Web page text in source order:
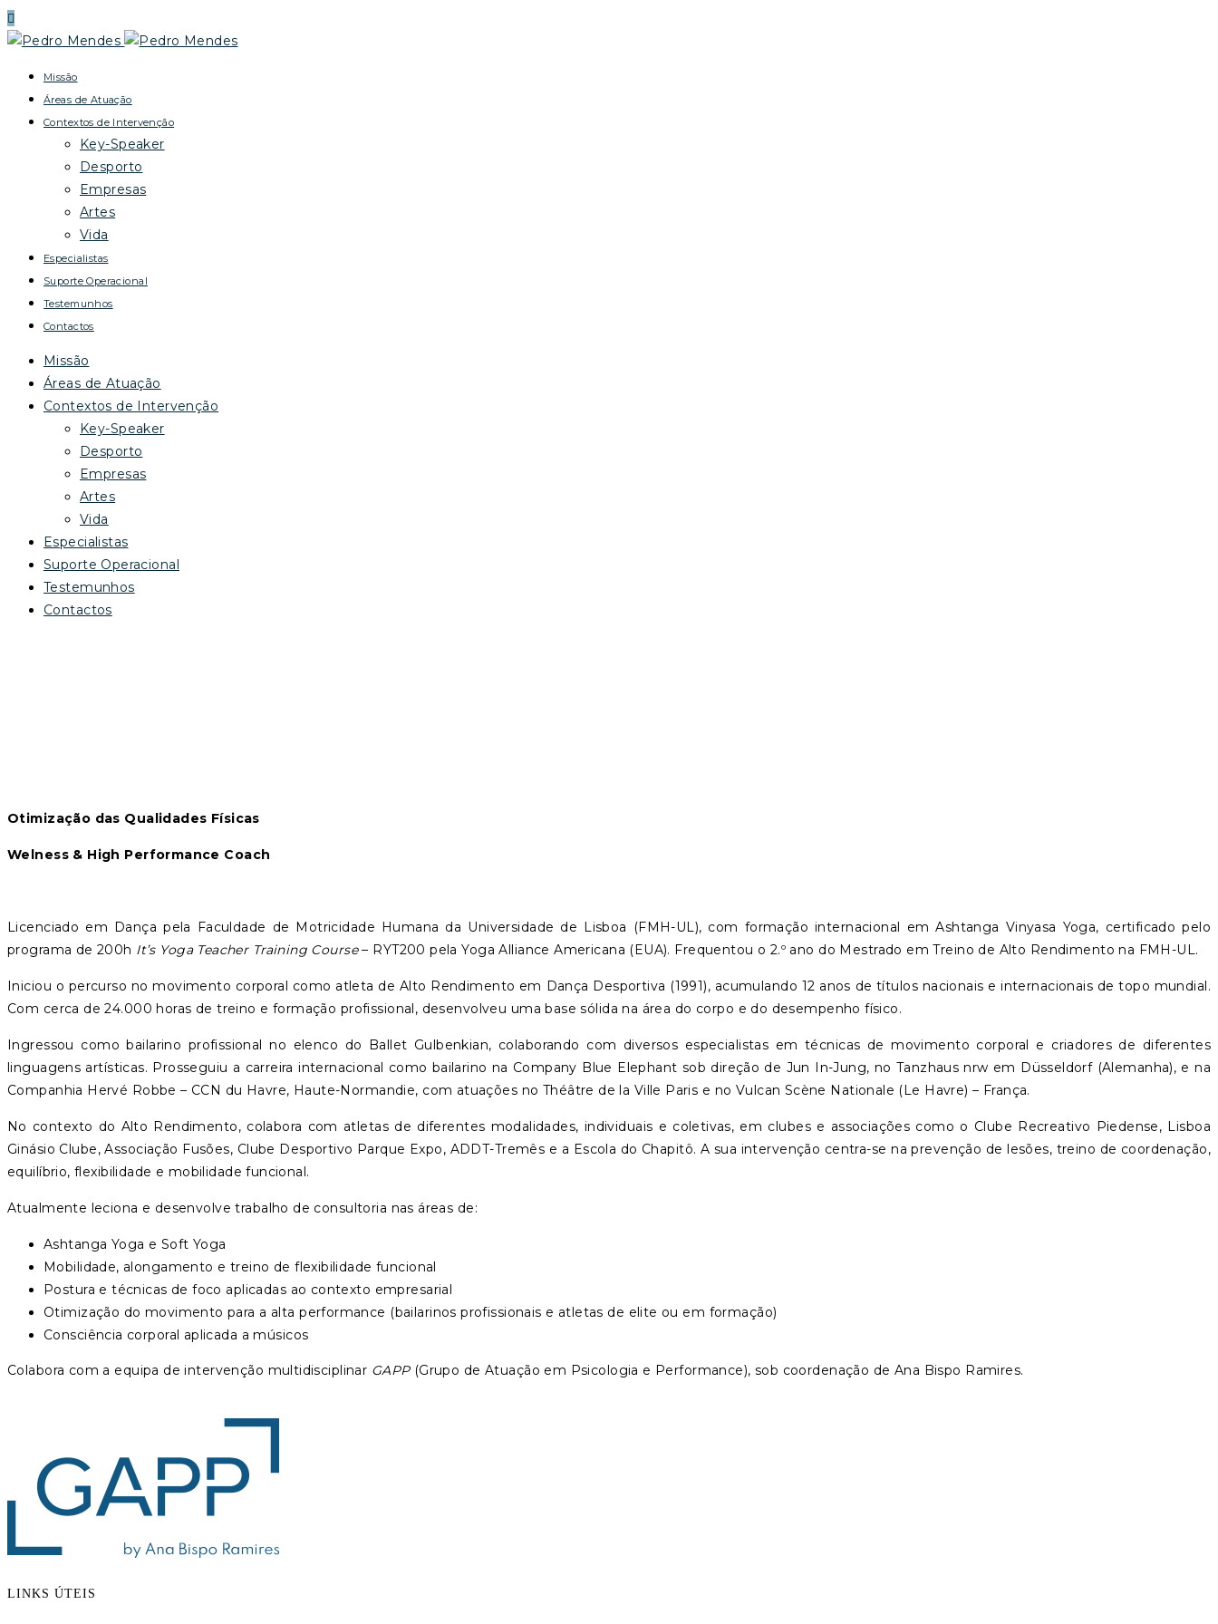
Missão
Áreas de Atuação
Contextos de Intervenção
Key-Speaker
Desporto
Empresas
Artes
Vida
Especialistas
Suporte Operacional
Testemunhos
Contactos
Missão
Áreas de Atuação
Contextos de Intervenção
Key-Speaker
Desporto
Empresas
Artes
Vida
Especialistas
Suporte Operacional
Testemunhos
Contactos
Otimização das Qualidades Físicas
Welness & High Performance Coach
Licenciado em Dança pela Faculdade de Motricidade Humana da Universidade de Lisboa (FMH-UL), com formação internacional em Ashtanga Vinyasa Yoga, certificado pelo
programa de 200h It’s Yoga Teacher Training Course– RYT200 pela Yoga Alliance Americana (EUA). Frequentou o 2.º ano do Mestrado em Treino de Alto Rendimento na FMH-UL.
Iniciou o percurso no movimento corporal como atleta de Alto Rendimento em Dança Desportiva (1991), acumulando 12 anos de títulos nacionais e internacionais de topo mundial.
Com cerca de 24.000 horas de treino e formação profissional, desenvolveu uma base sólida na área do corpo e do desempenho físico.
Ingressou como bailarino profissional no elenco do Ballet Gulbenkian, colaborando com diversos especialistas em técnicas de movimento corporal e criadores de diferentes
linguagens artísticas. Prosseguiu a carreira internacional como bailarino na Company Blue Elephant sob direção de Jun In-Jung, no Tanzhaus nrw em Düsseldorf (Alemanha), e na
Companhia Hervé Robbe – CCN du Havre, Haute-Normandie, com atuações no Théâtre de la Ville Paris e no Vulcan Scène Nationale (Le Havre) – França.
No contexto do Alto Rendimento, colabora com atletas de diferentes modalidades, individuais e coletivas, em clubes e associações como o Clube Recreativo Piedense, Lisboa
Ginásio Clube, Associação Fusões, Clube Desportivo Parque Expo, ADDT-Tremês e a Escola do Chapitô. A sua intervenção centra-se na prevenção de lesões, treino de coordenação,
equilíbrio, flexibilidade e mobilidade funcional.
Atualmente leciona e desenvolve trabalho de consultoria nas áreas de:
Ashtanga Yoga e Soft Yoga
Mobilidade, alongamento e treino de flexibilidade funcional
Postura e técnicas de foco aplicadas ao contexto empresarial
Otimização do movimento para a alta performance (bailarinos profissionais e atletas de elite ou em formação)
Consciência corporal aplicada a músicos
Colabora com a equipa de intervenção multidisciplinar GAPP (Grupo de Atuação em Psicologia e Performance), sob coordenação de Ana Bispo Ramires.
LINKS ÚTEIS